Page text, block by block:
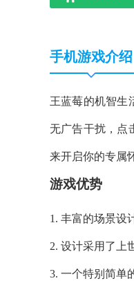
手机游戏介绍
王蓝莓的机智生
无广告干扰，点
来开启你的专属
游戏优势
1. 丰富的场景设
2. 设计采用了上
3. 一个特别简单